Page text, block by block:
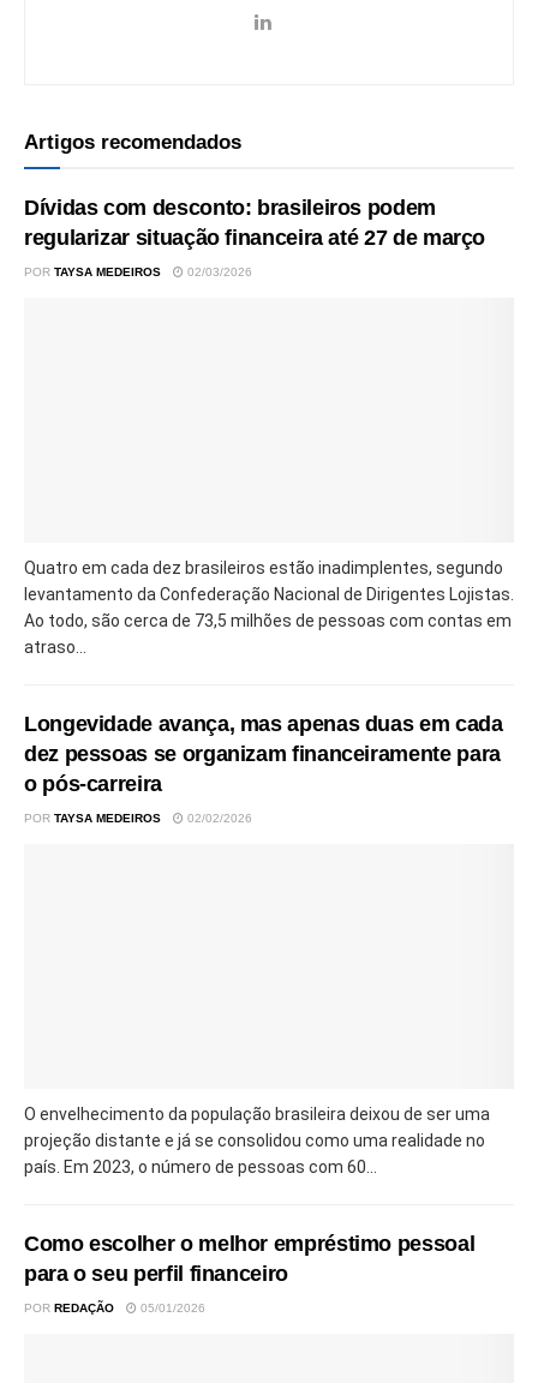
Artigos recomendados
Dívidas com desconto: brasileiros podem
regularizar situação financeira até 27 de março
POR TAYSA MEDEIROS 02/03/2026
Quatro em cada dez brasileiros estão inadimplentes, segundo
levantamento da Confederação Nacional de Dirigentes Lojistas.
Ao todo, são cerca de 73,5 milhões de pessoas com contas em
atraso...
Longevidade avança, mas apenas duas em cada
dez pessoas se organizam financeiramente para
o pós-carreira
POR TAYSA MEDEIROS 02/02/2026
O envelhecimento da população brasileira deixou de ser uma
projeção distante e já se consolidou como uma realidade no
país. Em 2023, o número de pessoas com 60...
Como escolher o melhor empréstimo pessoal
para o seu perfil financeiro
POR REDAÇÃO 05/01/2026